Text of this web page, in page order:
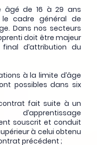
âgé de 16 à 29 ans
cadre général de
Dans nos secteurs
doit être majeur
d’attribution du
à la limite d’âge
possibles dans six
fait suite à un
souscrit et conduit
à celui obtenu
précédent ;